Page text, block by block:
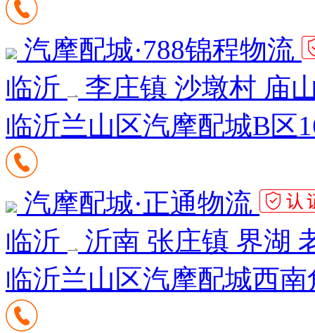
汽摩配城·788锦程物流
临沂
李庄镇 沙墩村 庙
临沂兰山区汽摩配城B区
汽摩配城·正通物流
临沂
沂南 张庄镇 界湖
临沂兰山区汽摩配城西